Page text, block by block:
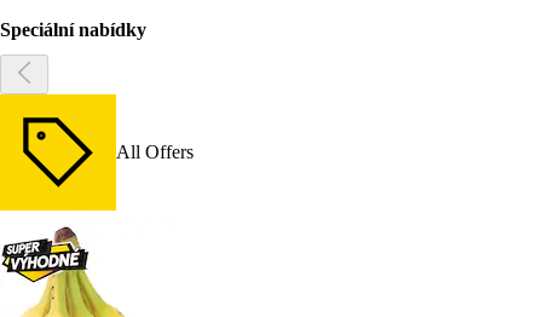
Speciální nabídky
All Offers